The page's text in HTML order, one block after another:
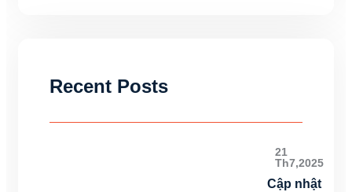
Recent Posts
21
Th7,2025
Cập nhật